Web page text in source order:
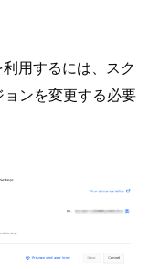
用するには、スク
ンを変更する必要